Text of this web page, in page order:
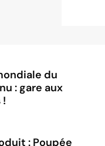
du
: gare aux
: Poupée